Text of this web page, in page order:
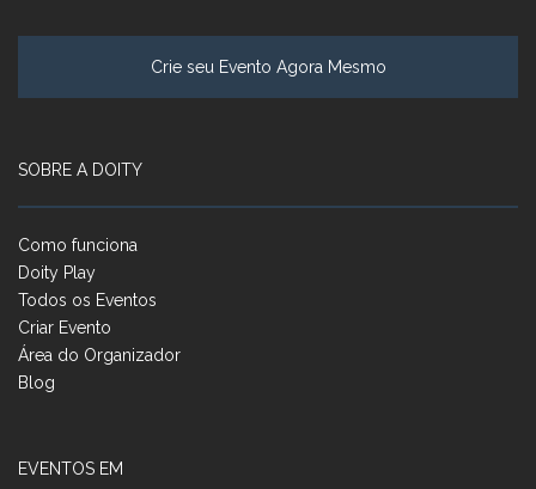
Crie seu Evento Agora Mesmo
SOBRE A DOITY
Como funciona
Doity Play
Todos os Eventos
Criar Evento
Área do Organizador
Blog
EVENTOS EM